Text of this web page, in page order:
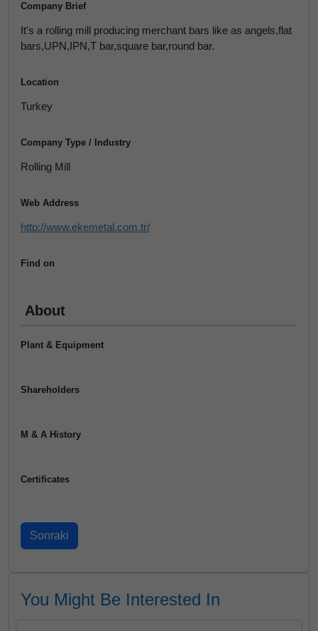
Company Brief
It's a rolling mill producing merchant bars like as angels,flat
bars,UPN,IPN,T bar,square bar,round bar.
Location
Turkey
Company Type / Industry
Rolling Mill
Web Address
http://www.ekemetal.com.tr/
Find on
About
Plant & Equipment
Shareholders
M & A History
Certificates
You Might Be Interested In